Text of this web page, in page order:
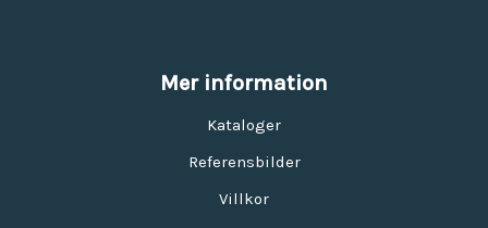
Mer information
Kataloger
Referensbilder
Villkor